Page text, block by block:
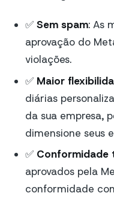
✅ Sem spam: As
aprovação do
violações.
✅ Maior
diárias
da sua empresa,
dimensione seus
✅ Conformidade
aprovados pela
conformidade